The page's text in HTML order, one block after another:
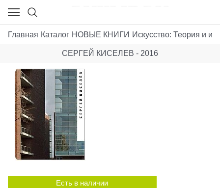
Главная Каталог НОВЫЕ КНИГИ Искусствo: Теория и
СЕРГЕЙ КИСЕЛЕВ - 2016
Есть в наличии